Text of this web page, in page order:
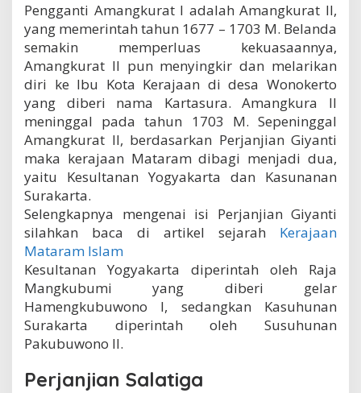
Pengganti Amangkurat I adalah Amangkurat II,
yang memerintah tahun 1677 – 1703 M. Belanda
semakin memperluas kekuasaannya,
Amangkurat II pun menyingkir dan melarikan
diri ke Ibu Kota Kerajaan di desa Wonokerto
yang diberi nama Kartasura. Amangkura II
meninggal pada tahun 1703 M. Sepeninggal
Amangkurat II, berdasarkan Perjanjian Giyanti
maka kerajaan Mataram dibagi menjadi dua,
yaitu Kesultanan Yogyakarta dan Kasunanan
Surakarta.
Selengkapnya mengenai isi Perjanjian Giyanti
silahkan baca di artikel sejarah Kerajaan
Mataram Islam
Kesultanan Yogyakarta diperintah oleh Raja
Mangkubumi yang diberi gelar
Hamengkubuwono I, sedangkan Kasuhunan
Surakarta diperintah oleh Susuhunan
Pakubuwono II.
Perjanjian Salatiga